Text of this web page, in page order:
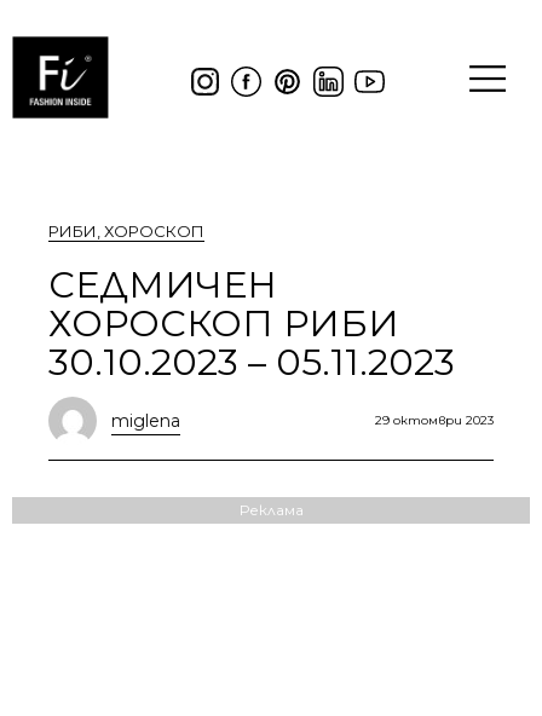
РИБИ ХОРОСКОП
СЕДМИЧЕН
ХОРОСКОП РИБИ
30.10.2023 – 05.11.2023
miglena 29 октомври 2023
Реклама